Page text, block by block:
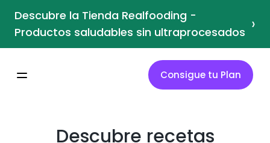
Descubre la Tienda Realfooding -
Productos saludables sin ultraprocesados ›
Consigue tu Plan
Descubre recetas